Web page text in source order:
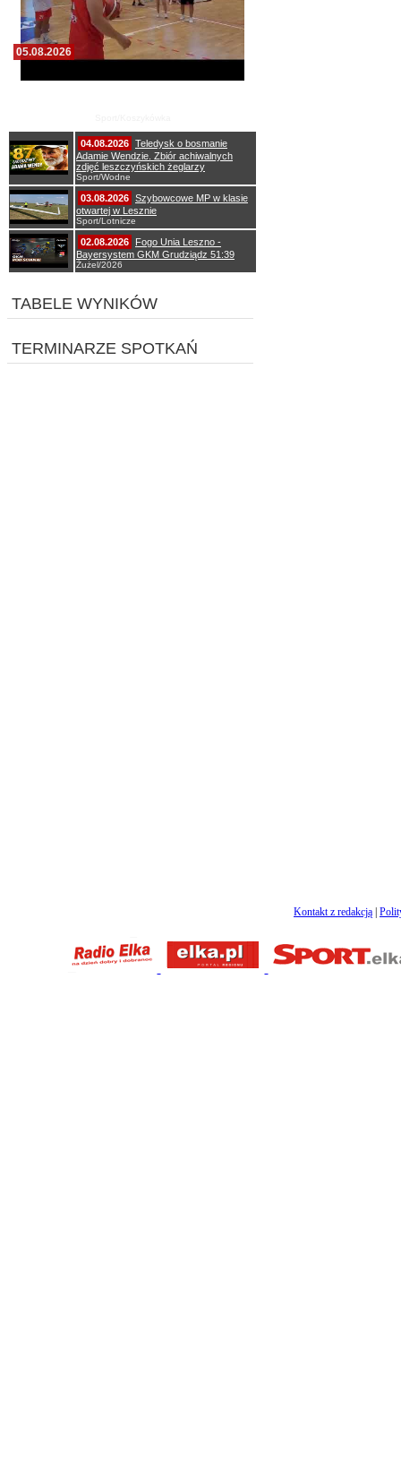
05.08.2026
04.08.2026 Teledysk o bosmanie
Adamie Wendzie. Zbiór achiwalnych
zdjęć leszczyńskich żeglarzy
Sport/Wodne
03.08.2026 Szybowcowe MP w klasie
otwartej w Lesznie
Sport/Lotnicze
02.08.2026
Fogo Unia Leszno -
Bayersystem GKM Grudziądz 51:39
Żużel/2026
TABELE WYNIKÓW
TERMINARZE SPOTKAŃ
Kontakt z redakcją